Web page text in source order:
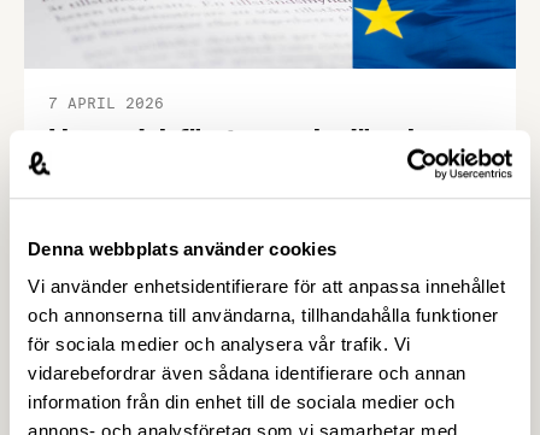
Denna webbplats använder cookies
Vi använder enhetsidentifierare för att anpassa innehållet
och annonserna till användarna, tillhandahålla funktioner
för sociala medier och analysera vår trafik. Vi
vidarebefordrar även sådana identifierare och annan
information från din enhet till de sociala medier och
Livsmedelsföretagens bedömning av
införandet av EU:s
konsumentmaktsdirektiv –
Livsmedelsföretagen
7 APRIL 2026
Livsmedelsföretagen stödjer det grundläggande
syftet med EU:s konsumentmaktsdirektiv och
delar ambitionen om ökad transparens och
tydligare hållbarhetskommunikation. Men trots
upprepade möten vägrar Regeringskansliet och
Konsumentverket att klargöra vad som gäller